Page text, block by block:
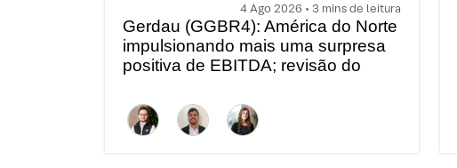
4 Ago 2026 • 3 mins de leitura
Gerdau (GGBR4): América do Norte
impulsionando mais uma surpresa
positiva de EBITDA; revisão do